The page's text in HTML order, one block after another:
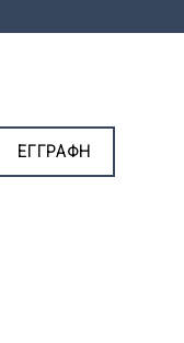
ΕΓΓΡΑΦΉSIGNUP